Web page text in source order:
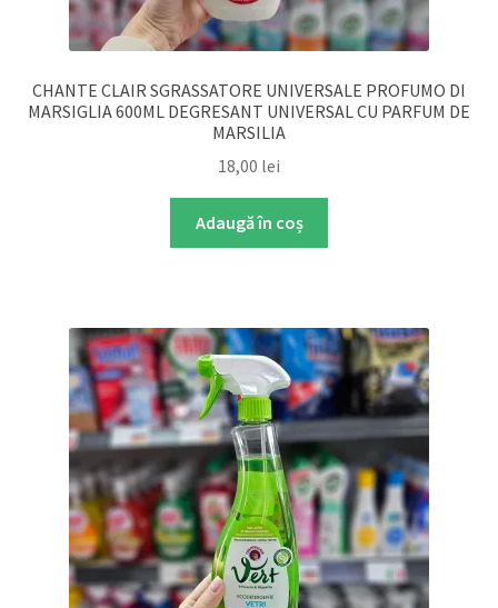
CHANTE CLAIR SGRASSATORE UNIVERSALE PROFUMO DI
MARSIGLIA 600ML DEGRESANT UNIVERSAL CU PARFUM DE
MARSILIA
18,00 lei
Adaugă în coș